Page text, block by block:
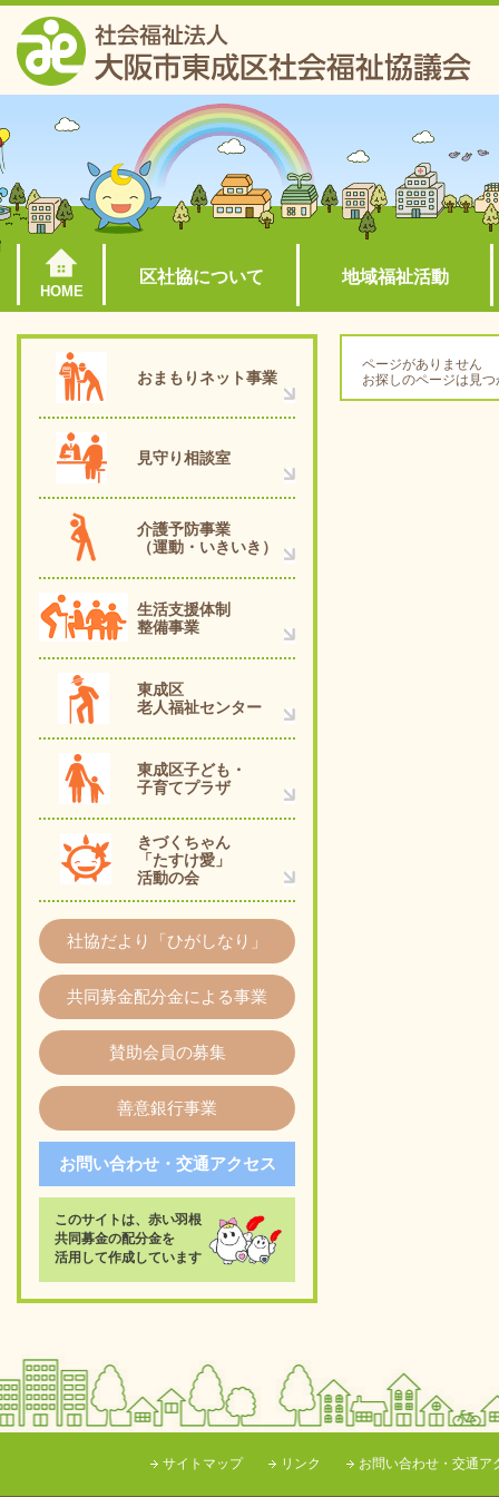
HOME
区社協について 地域福祉活動
おまもりネット事業
見守り相談室
介護予防事業
（運動・いきいき）
生活支援体制
整備事業
東成区
老人福祉センター
東成区子ども・
子育てプラザ
きづくちゃん
「たすけ愛」
活動の会
社協だより「ひがしなり」
共同募金配分金による事業
賛助会員の募集
善意銀行事業
お問い合わせ・交通アクセス
このサイトは、赤い羽根
共同募金の配分金を
活用して作成しています
ページがありません
お探しのページは見
サイトマップ リンク お問い合わせ・交通ア